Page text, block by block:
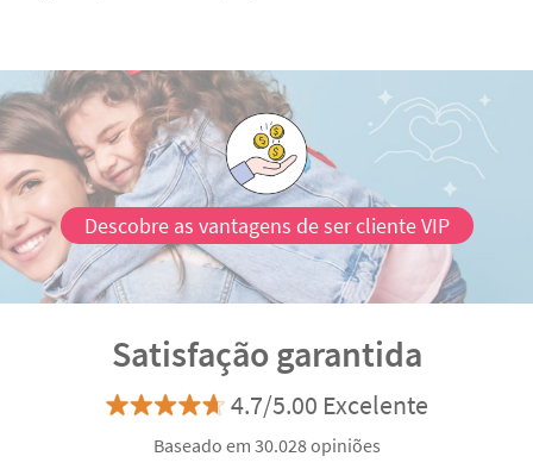
Descobre as vantagens de ser cliente VIP
Satisfação garantida
4.7/5.00 Excelente
Baseado em 30.028 opiniões